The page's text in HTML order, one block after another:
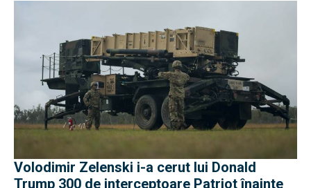
Volodimir Zelenski i-a cerut lui Donald
Trump 300 de interceptoare Patriot înainte